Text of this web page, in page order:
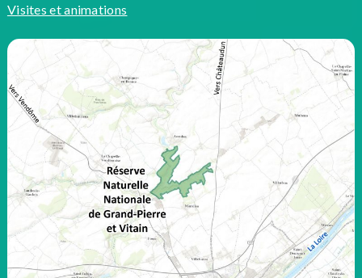
Visites et animations